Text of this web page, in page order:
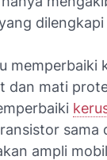
dan mati
sama
ampli